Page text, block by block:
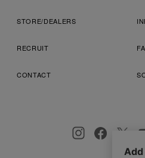
STORE/DEALERS
RECRUIT
CONTACT